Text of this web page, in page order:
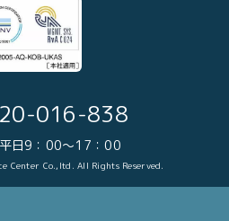
016-838
日9：00～17：00
Center Co.,ltd. All Rights Reserved.